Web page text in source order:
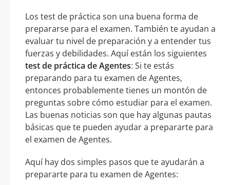
Los test de práctica son una buena forma de
prepararse para el examen. También te ayudan a
evaluar tu nivel de preparación y a entender tus
fuerzas y debilidades. Aquí están los siguientes
test de práctica de Agentes: Si te estás
preparando para tu examen de Agentes,
entonces probablemente tienes un montón de
preguntas sobre cómo estudiar para el examen.
Las buenas noticias son que hay algunas pautas
básicas que te pueden ayudar a prepararte para
el examen de Agentes.
Aquí hay dos simples pasos que te ayudarán a
prepararte para tu examen de Agentes: